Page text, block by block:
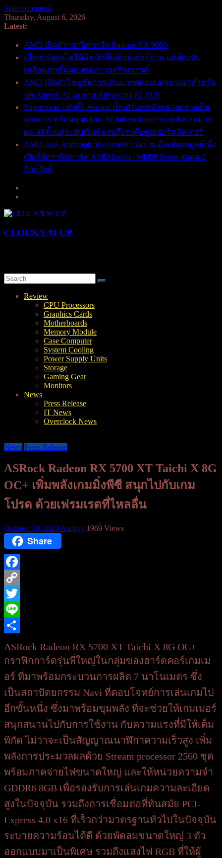
Skip to content
Thursday, August 6, 2026
Latest:
AMD เปิดตัวกราฟิกการ์ด Radeon RX 9050
เมื่อการ์ดจอไม่ได้มีหน้าที่แค่เรนเดอร์ภาพ แต่ต้องขับ
เคลื่อนทุกขั้นตอนของการสร้างสรรค์
AMD เปิดตัวโซลูชันการประมวลผลแบบครบวงจรสำหรับ
ยุค Agentic AI ณ งาน Advancing AI 2026
Supermicro แต่งตั้ง Ascenti เป็นตัวแทนจำหน่ายอย่างเป็น
ทางการ พร้อมลุยตลาด AI Infrastructure ขุมพลังประมวล
ผล AI ตั้งแต่ระดับเริ่มต้นจนถึงระดับซุปเปอร์คลัสเตอร์
AMD และ Anthropic ประกาศความร่วมมือเชิงกลยุทธ์เพื่อ
เปิดใช้กราฟิกการ์ด AMD Instinct MI450 Series สูงสุด 2
กิกะวัตต์
CLOCK'EM UP
Review
CPU Processors
Graphics Cards
Motherboards
Memory Module
Case Computer
System Cooling
Power Supply Units
Storage
Gaming Gear
Monitors
News
Press Release
IT News
Overclock News
News Press Release
ASRock Radeon RX 5700 XT Taichi X 8G
OC+ เพิ่มพลังเกมมิ่งพีซี สนุกไปกับเกม
โปรด ด้วยเฟรมเรตที่ไหลลื่น
October 30, 2020 Audigy 1969 Views
Share
Facebook
Copy
Link
Twitter
Line
ASRock Radeon RX 5700 XT Taichi X 8G OC+
กราฟิกการ์ดรุ่นพี่ใหญ่ในกลุ่มของฮาร์ดคอร์เกมเม
อร์ ที่มาพร้อมกระบวนการผลิต 7 นาโนเมตร ซึ่ง
เป็นสถาปัตยกรรม Navi ที่ตอบโจทย์การเล่นเกมไป
อีกขั้นหนึ่ง ซึ่งมาพร้อมขุมพลัง ที่จะช่วยให้เกมเมอร์
สนุกสนานไปกับการใช้งาน กับความแรงที่มีให้เต็ม
พิกัด ไม่ว่าจะเป็นสัญญาณนาฬิกาความเร็วสูง เพิ่ม
พลังการประมวลผลด้วย Stream processor 2560 ชุด
พร้อมภาคจ่ายไฟขนาดใหญ่ และให้หน่วยความจำ
GDDR6 8GB เพื่อรองรับการเล่นเกมความละเอียด
สูงในปัจจุบัน รวมถึงการเชื่อมต่อที่ทันสมัย PCI-
Express 4.0 x16 ที่เร็วกว่ามาตรฐานทั่วไปในปัจจุบัน
ระบายความร้อนได้ดี ด้วยพัดลมขนาดใหญ่ 3 ตัว
ออกแบบมาเป็นพิเศษ รวมถึงแสงไฟ RGB ที่ให้ผู้